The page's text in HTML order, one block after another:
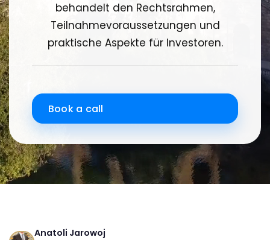
behandelt den Rechtsrahmen,
Teilnahmevoraussetzungen und
praktische Aspekte für Investoren.
Book a call
Anatoli Jarowoj